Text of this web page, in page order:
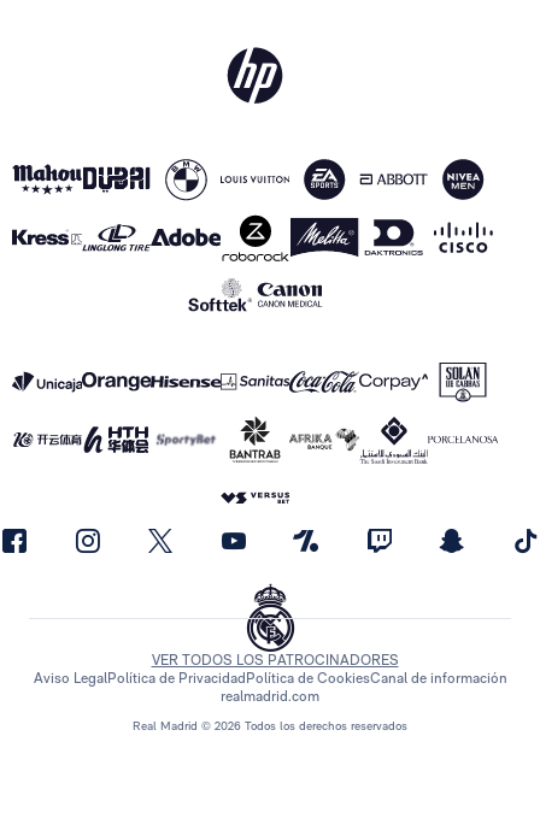
Real Madrid © 2026 Todos los derechos reservados
VER TODOS LOS PATROCINADORES
Aviso LegalPolítica de Privacidad Política de CookiesCanal de información
realmadrid.com